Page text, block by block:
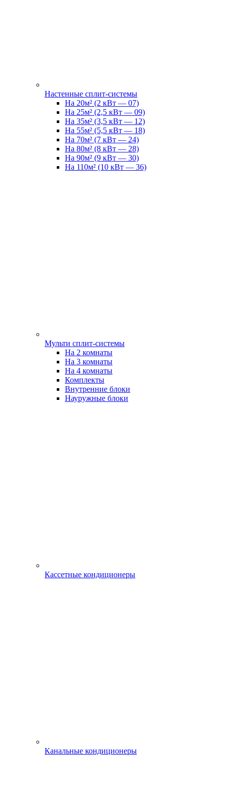
Настенные сплит-системы
На 20м² (2 кВт — 07)
На 25м² (2,5 кВт — 09)
На 35м² (3,5 кВт — 12)
На 55м² (5,5 кВт — 18)
На 70м² (7 кВт — 24)
На 80м² (8 кВт — 28)
На 90м² (9 кВт — 30)
На 110м² (10 кВт — 36)
Мульти сплит-системы
На 2 комнаты
На 3 комнаты
На 4 комнаты
Комплекты
Внутренние блоки
Науружные блоки
Кассетные кондиционеры
Канальные кондиционеры